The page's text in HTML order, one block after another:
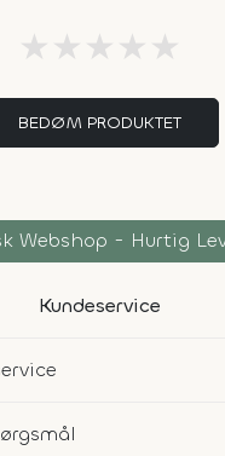
★ ★ ★ ★ ★
BEDØM PRODUKTET
Webshop - Hurtig
Kundeservice